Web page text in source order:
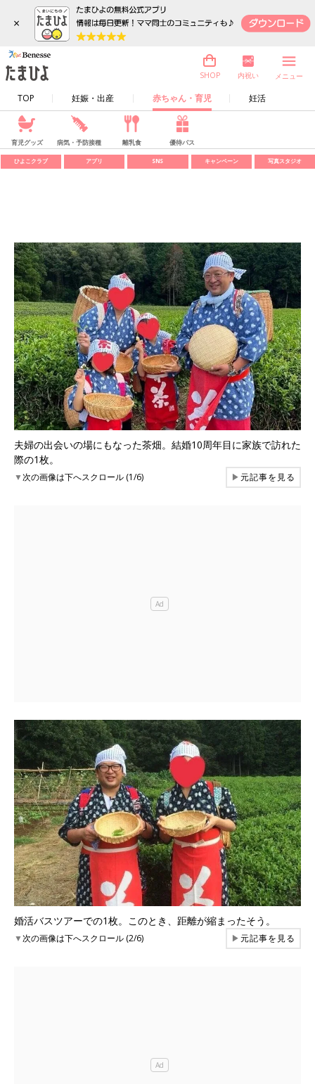
×
TOP 妊娠・出産 赤ちゃん・育児 妊活
SHOP 内祝い メニュー
育児グッズ 病気・予防接種 離乳食 優待パス
ひよこクラブ アプリ SNS キャンペーン 写真スタジオ
夫婦の出会いの場にもなった茶畑。結婚10周年目に家族で訪れた
際の1枚。
▼次の画像は下へスクロール (1/6) ▶元記事を見る
婚活バスツアーでの1枚。このとき、距離が縮まったそう。
▼次の画像は下へスクロール (2/6) ▶元記事を見る